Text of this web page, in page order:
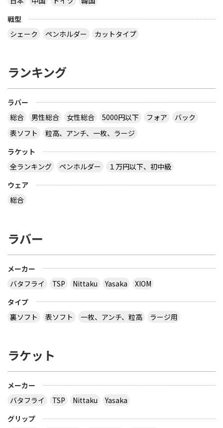
ラケットで フォア面に近い所に 厚い接着層を入れ
る想定をしたのでしょうか？
いケースもあり得ますよ。 ２枚合板、昔にあったセ
板だったか、４枚合板だったかは忘れましたが。
サイトを見る
http://table-tennis.ocnk.net/ こちらでユニフォー
おうと思っているのは Li-Ning リーニン 中国代表ユ
３月２８日～島根県で行われた全国中学選抜卓球大
会で販売されていた 背面に「loved table
tennis~」と書かれたデザインTシャツ どこで購入
多分大会Ｔシャツでしょう。 どこでも売ってないの
では？ その会場でしか買えませんので、 最後の方
はサイズごとに売り切れになるので、 欲しい場合は
午前中に購入した方が良いでしょう。 県大会より上
で、出られなくても見に行くといいと思います。
戦型
シェーク
ペンホルダー カットタイプ
ランキング
ラバー
総合
男性総合 女性総合 5000円以下 フォア
バック
表ソフト
粒高、アンチ、一枚、ラージ
ラケット
全ランキング
ペンホルダー
１万円以下、初中級
ウェア
総合
ラバー
メーカー
バタフライ
TSP Nittaku Yasaka
XIOM
タイプ
裏ソフト
表ソフト 一枚、アンチ、粒高 ラージ用
ラケット
メーカー
バタフライ
TSP Nittaku
Yasaka
グリップ